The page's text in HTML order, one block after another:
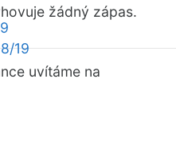
19
žádný zápas.
uvítáme na